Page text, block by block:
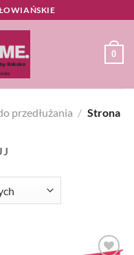
0
przedłużania / Strona